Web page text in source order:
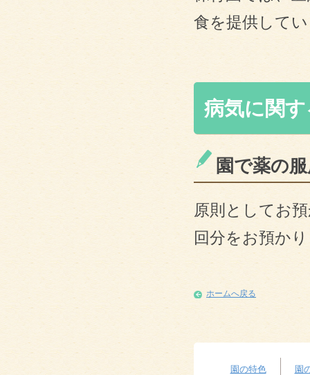
食を提供して
病気に関
園で薬の
原則としてお
回分をお預か
ホームへ戻る
園の特色 園